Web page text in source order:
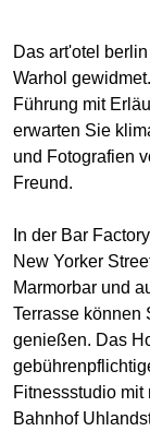
Das art'otel
Warhol
Führung mit
erwarten Sie
und Fotografien
Freund.
In der Bar
New Yorker
Marmorbar und
Terrasse können
genießen. Das
Fitnessstudio
Bahnhof